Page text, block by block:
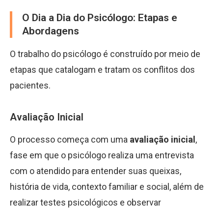
O Dia a Dia do Psicólogo: Etapas e
Abordagens
O trabalho do psicólogo é construído por meio de
etapas que catalogam e tratam os conflitos dos
pacientes.
Avaliação Inicial
O processo começa com uma avaliação inicial ,
fase em que o psicólogo realiza uma entrevista
com o atendido para entender suas queixas,
história de vida, contexto familiar e social, além de
realizar testes psicológicos e observar